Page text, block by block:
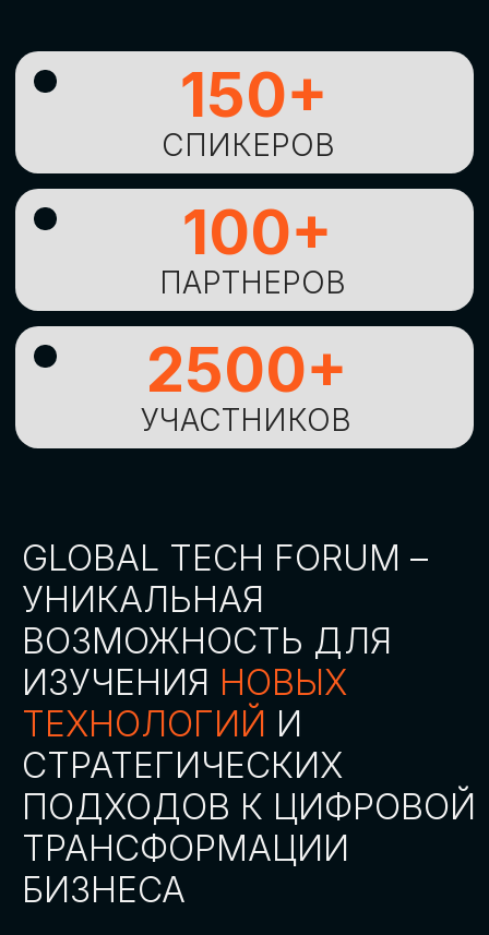
ИЗУЧЕНИЯНОВЫХ
ТЕХНОЛОГИЙИ
СТРАТЕГИЧЕСКИХ
ПОДХОДОВ К ЦИФРОВОЙ
ТРАНСФОРМАЦИИ
БИЗНЕСА
ОСТАВИТЬ
ЗАЯВКУ
АККРЕДИТАЦИЯ
СМИ
СКАЧАТЬ ПРОГРАММУ
СТАТЬ СПИКЕРОМ
Оставьте заявку, наши менеджеры
СТАТЬ УЧАСТНИКОМ